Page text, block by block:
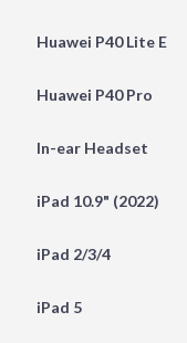
Huawei P40 Lite E
Huawei P40 Pro
In-ear Headset
iPad 10.9" (2022)
iPad 2/3/4
iPad 5